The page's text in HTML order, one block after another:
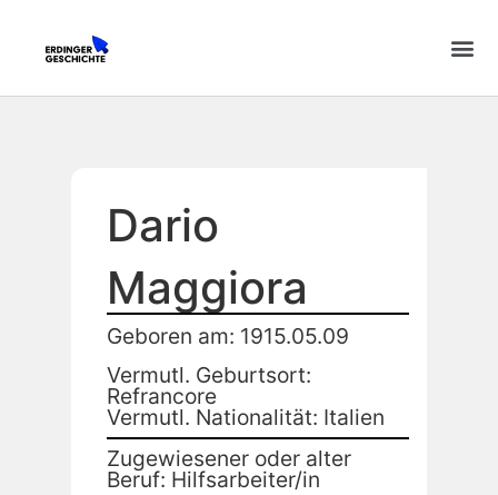
Dario
Maggiora
Geboren am: 1915.05.09
Vermutl. Geburtsort:
Refrancore
Vermutl. Nationalität: Italien
Zugewiesener oder alter
Beruf: Hilfsarbeiter/in